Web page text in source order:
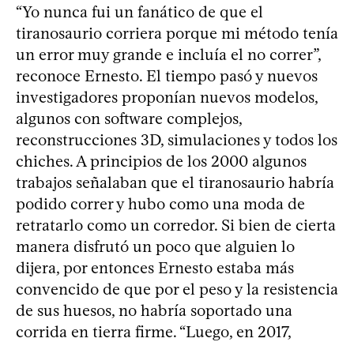
“Yo nunca fui un fanático de que el
tiranosaurio corriera porque mi método tenía
un error muy grande e incluía el no correr”,
reconoce Ernesto. El tiempo pasó y nuevos
investigadores proponían nuevos modelos,
algunos con software complejos,
reconstrucciones 3D, simulaciones y todos los
chiches. A principios de los 2000 algunos
trabajos señalaban que el tiranosaurio habría
podido correr y hubo como una moda de
retratarlo como un corredor. Si bien de cierta
manera disfrutó un poco que alguien lo
dijera, por entonces Ernesto estaba más
convencido de que por el peso y la resistencia
de sus huesos, no habría soportado una
corrida en tierra firme. “Luego, en 2017,